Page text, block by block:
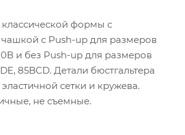
формы с
с Push-up для размеров
и без Push-up для размеров
85BCD. Детали бюстгальтера
сетки и кружева.
не съемные.